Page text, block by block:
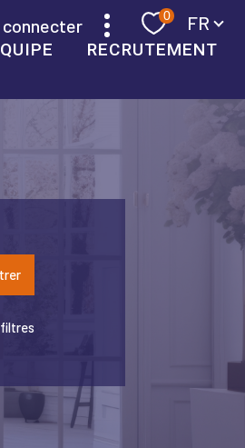
connecter 0 FR
RECRUTEMENT